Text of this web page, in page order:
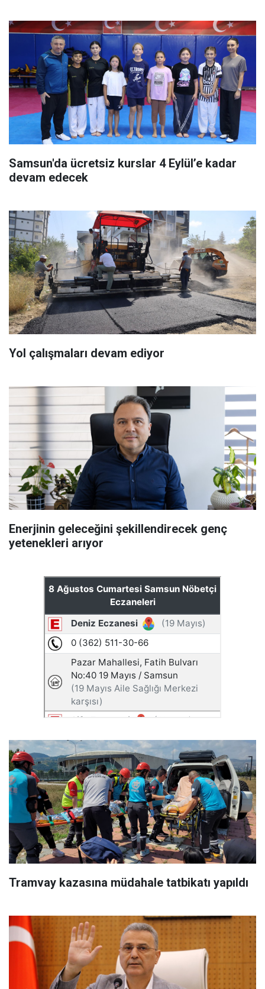
Samsun'da ücretsiz kurslar 4 Eylül’e kadar
devam edecek
Yol çalışmaları devam ediyor
Enerjinin geleceğini şekillendirecek genç
yetenekleri arıyor
Tramvay kazasına müdahale tatbikatı yapıldı